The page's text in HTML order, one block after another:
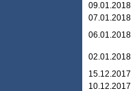
09.01.2018
07.01.2018
06.01.2018
02.01.2018
15.12.2017
10.12.2017